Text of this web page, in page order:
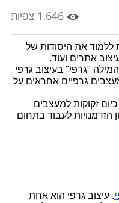
1,646 צפיות
אתרים ועוד.